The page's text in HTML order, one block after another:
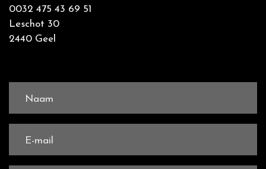
0032 475 43 69 51
Leschot 30
2440 Geel
Naam
E-mail